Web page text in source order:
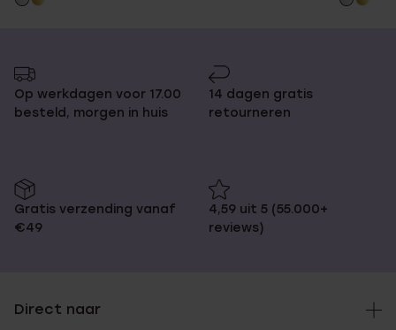
Op werkdagen voor 17.00
besteld, morgen in huis
14 dagen gratis
retourneren
Gratis verzending vanaf
€49
4,59 uit 5 (55.000+
reviews)
Direct naar